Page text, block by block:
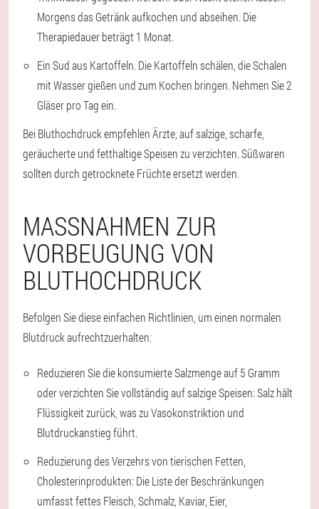
Morgens das Getränk aufkochen und abseihen. Die
Therapiedauer beträgt 1 Monat.
Ein Sud aus Kartoffeln. Die Kartoffeln schälen, die Schalen
mit Wasser gießen und zum Kochen bringen. Nehmen Sie 2
Gläser pro Tag ein.
Bei Bluthochdruck empfehlen Ärzte, auf salzige, scharfe,
geräucherte und fetthaltige Speisen zu verzichten. Süßwaren
sollten durch getrocknete Früchte ersetzt werden.
MASSNAHMEN ZUR V
ORBEUGUNG VON B
LUTHOCHDRUCK
Befolgen Sie diese einfachen Richtlinien, um einen normalen
Blutdruck aufrechtzuerhalten:
Reduzieren Sie die konsumierte Salzmenge auf 5 Gramm
oder verzichten Sie vollständig auf salzige Speisen: Salz hält
Flüssigkeit zurück, was zu Vasokonstriktion und
Blutdruckanstieg führt.
Reduzierung des Verzehrs von tierischen Fetten,
Cholesterinprodukten: Die Liste der Beschränkungen
umfasst fettes Fleisch, Schmalz, Kaviar, Eier,